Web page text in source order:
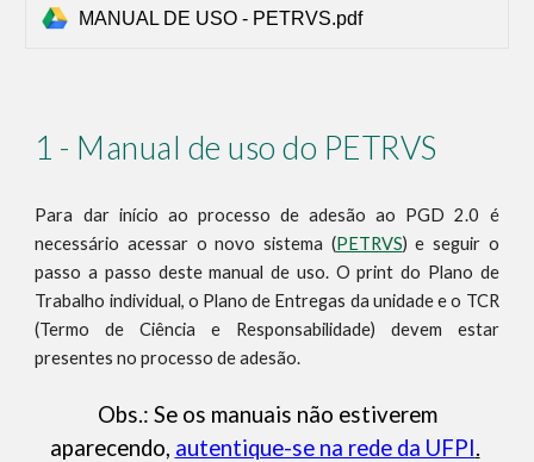
MANUAL DE USO - PETRVS.pdf
1 - Manual de uso do PETRVS
Para dar início ao processo de adesão ao PGD 2.0 é
necessário acessar o novo sistema (PETRVS) e seguir o
passo a passo destemanual de uso. O print do Plano de
Trabalho individual, o Plano de Entregas da unidade e o TCR
(Termo de Ciência e Responsabilidade) devem estar
presentes no processo de adesão.
Obs.: Se os manuais não estiverem
aparecendo, autentique-se na rede da UFPI.